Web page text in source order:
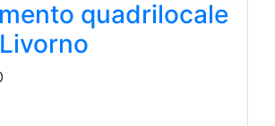
quadrilocale